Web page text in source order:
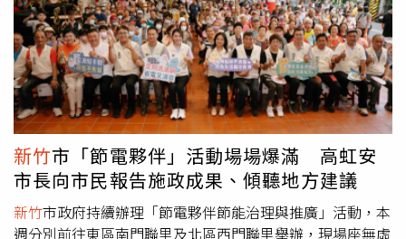
止上班及上課作業辦法》，如果颱風暴風半徑可能在4小時
內經過，且預測平均風力達7級以上或陣風達10級以上，即
符合風力停班停課基準。對此，新北市濱海鄉鎮、恆春半
島，以及蘭嶼、綠島，明天下午前預測也可能達到停班停課
參考標準。不過，是否停班停課，仍由各縣市政府公告為
準。（圖／氣象署提供）（圖／氣象署提供）（圖／氣象署
提供）
風。」（圖／翻攝自Facebook／林老師氣象站）台灣大學
大氣科學博士林得恩今晨也在臉書粉專「林老師氣象站」發
文指出，白海豚颱風在環境駛流場的導引下，穩定朝西北西
方向前進；後續，要發生大角度北轉的機會非常小。林得恩
表示，目前強度維持在中度颱風等級，受北方乾空氣的逸
入，以及即將進入1個海水熱焓量較低、垂直風切較高的海
域等緣故，到8月9日下半天開始，近中心最大風速將由原先
的每秒40公尺降為每秒35公尺；10日，直接降為輕度颱
風，近中心最大風速更降為每秒30公尺。9日，白海豚颱風
的七級風平均暴風半徑也由原先的280公里降為250公里；
受地形破壞緣故，10日再縮減為220公里。林得恩評估，今
新竹市「節電夥伴」活動場場爆滿 高虹安
市長向市民報告施政成果、傾聽地方建議
新竹市政府持續辦理「節電夥伴節能治理與推廣」活動，本
週分別前往東區南門聯里及北區西門聯里舉辦，現場座無虛